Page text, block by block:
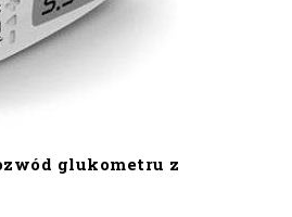
glukometru z